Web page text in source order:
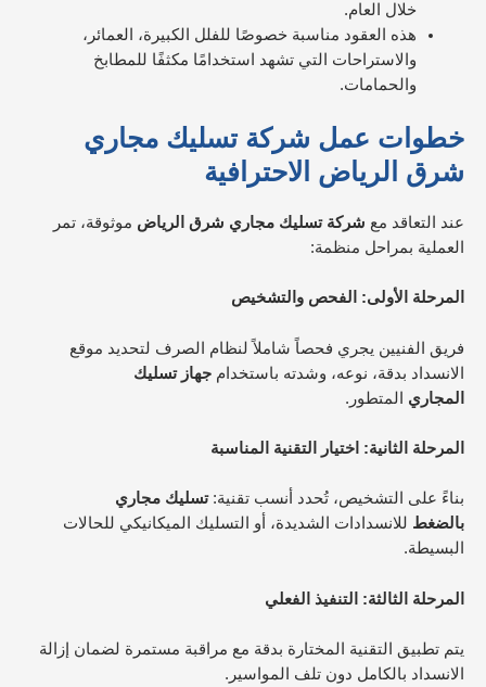
خلال العام.​
هذه العقود مناسبة خصوصًا للفلل الكبيرة، العمائر،
والاستراحات التي تشهد استخدامًا مكثفًا للمطابخ
والحمامات.
خطوات عمل شركة تسليك مجاري
شرق الرياض الاحترافية
عند التعاقد مع شركة تسليك مجاري شرق الرياض موثوقة، تمر
العملية بمراحل منظمة:
المرحلة الأولى: الفحص والتشخيص
فريق الفنيين يجري فحصاً شاملاً لنظام الصرف لتحديد موقع
الانسداد بدقة، نوعه، وشدته باستخدام جهاز تسليك
المجاري المتطور.​
المرحلة الثانية: اختيار التقنية المناسبة
بناءً على التشخيص، تُحدد أنسب تقنية:تسليك مجاري
بالضغط للانسدادات الشديدة، أو التسليك الميكانيكي للحالات
البسيطة.​
المرحلة الثالثة: التنفيذ الفعلي
يتم تطبيق التقنية المختارة بدقة مع مراقبة مستمرة لضمان إزالة
الانسداد بالكامل دون تلف المواسير.​